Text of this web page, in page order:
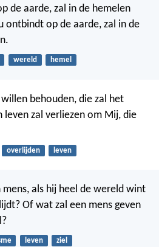
de aarde, zal in de hemelen
ontbindt op de aarde, zal in de
wereld hemel
behouden, die zal het
leven zal verliezen om Mij, die
overlijden leven
als hij heel de wereld wint
Of wat zal een mens geven
leven ziel